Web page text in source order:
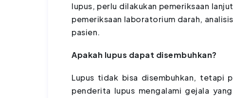
lupus, perlu dilakukan pemeriksaan
pemeriksaan laboratorium darah,
pasien.
Apakah lupus dapat disembuhkan?
Lupus tidak bisa disembuhkan,
penderita lupus mengalami gejala